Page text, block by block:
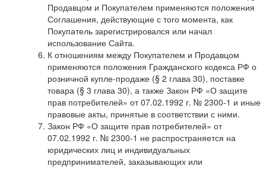
Продавцом и Покупателем применяются положения
Соглашения, действующие с того момента, как
Покупатель зарегистрировался или начал
использование Сайта.
К отношениям между Покупателем и Продавцом
применяются положения Гражданского кодекса РФ о
розничной купле-продаже (§ 2 глава 30), поставке
товара (§ 3 глава 30), а также Закон РФ «О защите
прав потребителей» от 07.02.1992 г. № 2300-1 и иные
правовые акты, принятые в соответствии с ними.
Закон РФ «О защите прав потребителей» от
07.02.1992 г. № 2300-1 не распространяется на
юридических лиц и индивидуальных
предпринимателей, заказывающих или